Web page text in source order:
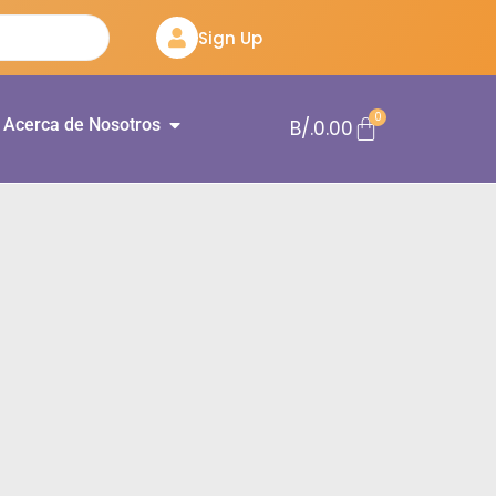
Sign Up
B/.0.00 0
Acerca de Nosotros